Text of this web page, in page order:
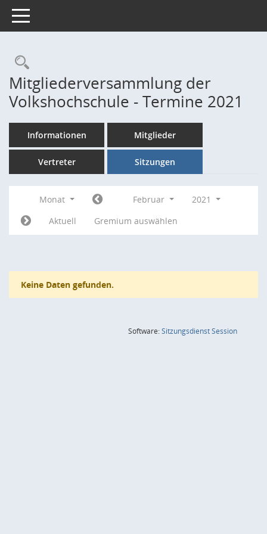
Toggle navigation
Rechercheauswahl
Mitgliederversammlung der
Volkshochschule - Termine 2021
Informationen Mitglieder
Vertreter Sitzungen
Monat Februar
2021
Aktuell
Gremium auswählen
Keine Daten gefunden.
Software:SitzungsdienstSession(Wird in